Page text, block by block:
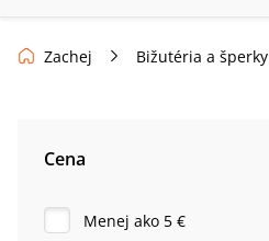
Zachej Bižutéria a šperky
Cena
Menej ako 5 €